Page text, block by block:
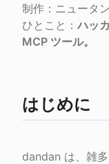
制作：ニュータ
ひとこと：ハッ
MCP ツール。
はじめに
dandan は、雑